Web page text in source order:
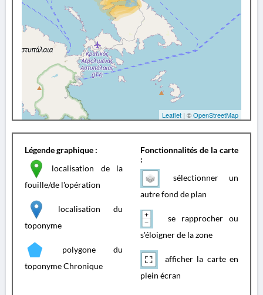
Leaflet | ©OpenStreetMap
Légende graphique :
localisation de la
fouille/de l'opération
localisation du
toponyme
polygone du
toponyme Chronique
Fonctionnalités de la carte
:
sélectionner un
autre fond de plan
se rapprocher ou
s'éloigner de la zone
afficher la carte en
plein écran